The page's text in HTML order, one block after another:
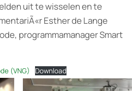
uit te wisselen en te
Esther de Lange
programmamanager Smart
(VNG) Download